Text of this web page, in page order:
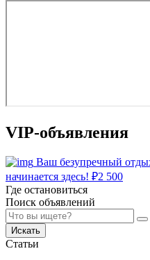
VIP-объявления
Ваш безупречный
начинается здесь! ₽2 500
Где остановиться
Поиск объявлений
Искать
Статьи